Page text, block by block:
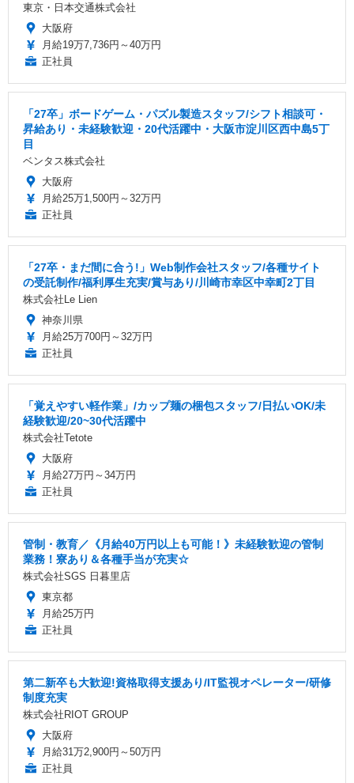
東京・日本交通株式会社
大阪府
月給19万7,736円～40万円
正社員
「27卒」ボードゲーム・パズル製造スタッフ/シフト相談可・
昇給あり・未経験歓迎・20代活躍中・大阪市淀川区西中島5丁
目
ベンタス株式会社
大阪府
月給25万1,500円～32万円
正社員
「27卒・まだ間に合う!」Web制作会社スタッフ/各種サイト
の受託制作/福利厚生充実/賞与あり/川崎市幸区中幸町2丁目
株式会社Le Lien
神奈川県
月給25万700円～32万円
正社員
「覚えやすい軽作業」/カップ麺の梱包スタッフ/日払いOK/未
経験歓迎/20~30代活躍中
株式会社Tetote
大阪府
月給27万円～34万円
正社員
管制・教育／《月給40万円以上も可能！》未経験歓迎の管制
業務！寮あり＆各種手当が充実☆
株式会社SGS 日暮里店
東京都
月給25万円
正社員
第二新卒も大歓迎!資格取得支援あり/IT監視オペレーター/研修
制度充実
株式会社RIOT GROUP
大阪府
月給31万2,900円～50万円
正社員